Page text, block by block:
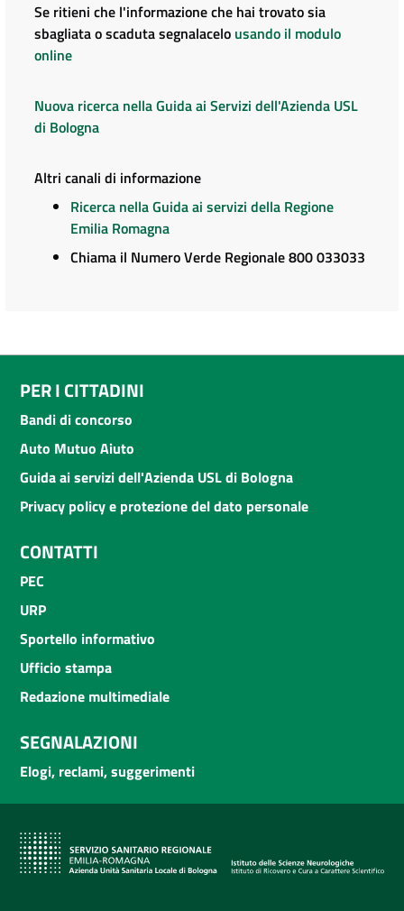
Se ritieni che l'informazione che hai trovato sia
sbagliata o scaduta segnalacelo usando il modulo
online
Nuova ricerca nella Guida ai Servizi dell'Azienda USL
di Bologna
Altri canali di informazione
Ricerca nella Guida ai servizi della Regione
Emilia Romagna
Chiama il Numero Verde Regionale 800 033033
PER I CITTADINI
Bandi di concorso
Auto Mutuo Aiuto
Guida ai servizi dell'Azienda USL di Bologna
Privacy policy e protezione del dato personale
CONTATTI
PEC
URP
Sportello informativo
Ufficio stampa
Redazione multimediale
SEGNALAZIONI
Elogi, reclami, suggerimenti